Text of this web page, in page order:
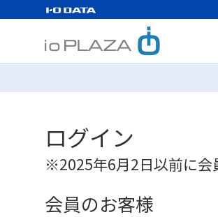
ログイン
※2025年6月2日以前に会
会員のお客様